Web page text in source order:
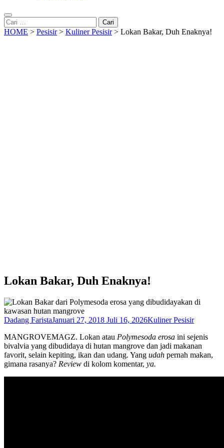
Cari
untuk:
HOME > Pesisir> Kuliner Pesisir> Lokan Bakar, Duh Enaknya!
Lokan Bakar, Duh Enaknya!
Dadang FaristaJanuari 27, 2018 Juli 16, 2026Kuliner Pesisir
MANGROVEMAGZ. Lokan atau Polymesoda erosa ini sejenis
bivalvia yang dibudidaya di hutan mangrove dan jadi makanan
favorit, selain kepiting, ikan dan udang. Yang udah pernah makan,
gimana rasanya? Review di kolom komentar, ya.